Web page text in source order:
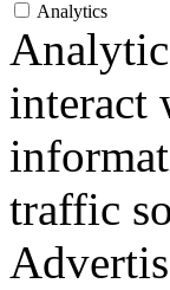
Analytics
interact
traffic